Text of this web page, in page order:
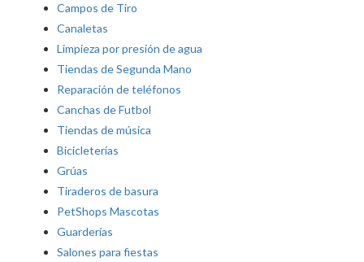
Campos de Tiro
Canaletas
Limpieza por presión de agua
Tiendas de Segunda Mano
Reparación de teléfonos
Canchas de Futbol
Tiendas de música
Bicicleterías
Grúas
Tiraderos de basura
PetShops Mascotas
Guarderías
Salones para fiestas